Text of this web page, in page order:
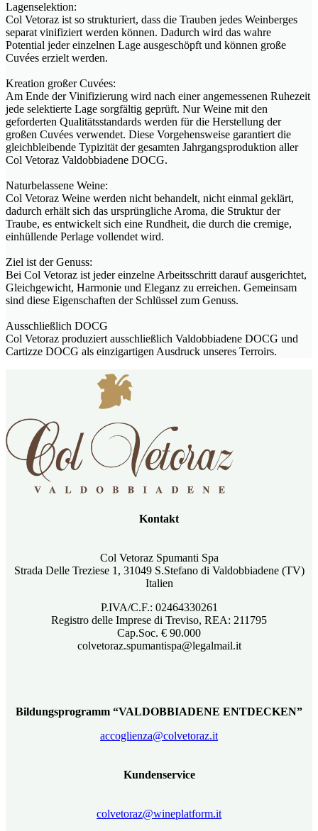
Lagenselektion:
Col Vetoraz ist so strukturiert, dass die Trauben jedes Weinberges
separat vinifiziert werden können. Dadurch wird das wahre
Potential jeder einzelnen Lage ausgeschöpft und können große
Cuvées erzielt werden.
Kreation großer Cuvées:
Am Ende der Vinifizierung wird nach einer angemessenen Ruhezeit
jede selektierte Lage sorgfältig geprüft. Nur Weine mit den
geforderten Qualitätsstandards werden für die Herstellung der
großen Cuvées verwendet. Diese Vorgehensweise garantiert die
gleichbleibende Typizität der gesamten Jahrgangsproduktion aller
Col Vetoraz Valdobbiadene DOCG.
Naturbelassene Weine:
Col Vetoraz Weine werden nicht behandelt, nicht einmal geklärt,
dadurch erhält sich das ursprüngliche Aroma, die Struktur der
Traube, es entwickelt sich eine Rundheit, die durch die cremige,
einhüllende Perlage vollendet wird.
Ziel ist der Genuss:
Bei Col Vetoraz ist jeder einzelne Arbeitsschritt darauf ausgerichtet,
Gleichgewicht, Harmonie und Eleganz zu erreichen. Gemeinsam
sind diese Eigenschaften der Schlüssel zum Genuss.
Ausschließlich DOCG
Col Vetoraz produziert ausschließlich Valdobbiadene DOCG und
Cartizze DOCG als einzigartigen Ausdruck unseres Terroirs.
Kontakt
Col Vetoraz Spumanti Spa
Strada Delle Treziese 1, 31049 S.Stefano di Valdobbiadene (TV)
Italien
P.IVA/C.F.: 02464330261
Registro delle Imprese di Treviso, REA: 211795
Cap.Soc. € 90.000
colvetoraz.spumantispa@legalmail.it
Bildungsprogramm “VALDOBBIADENE ENTDECKEN”
accoglienza@colvetoraz.it
Kundenservice
colvetoraz@wineplatform.it